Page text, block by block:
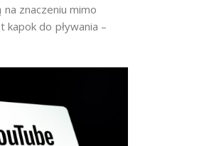
znaczeniu mimo
kapok do pływania –